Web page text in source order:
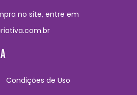
no site, entre em
Condições de Uso